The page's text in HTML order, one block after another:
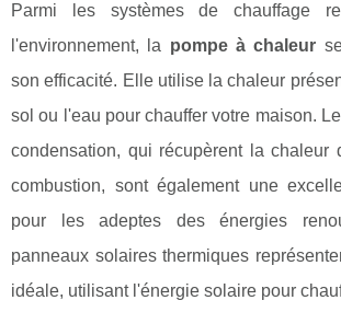
Parmi les systèmes de chauffage
l'environnement, la pompe à chaleur
son efficacité. Elle utilise la chaleur
sol ou l'eau pour chauffer votre maison.
condensation, qui récupèrent la chaleur
combustion, sont également une
pour les adeptes des énergies
panneaux solaires thermiques
idéale, utilisant l'énergie solaire pour